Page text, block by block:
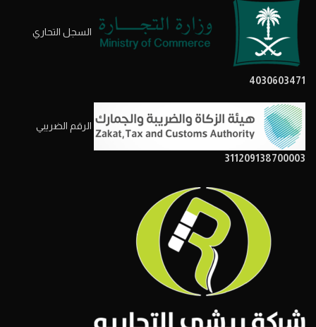
السجل التحاري
4030603471
الرقم الضريبي
311209138700003